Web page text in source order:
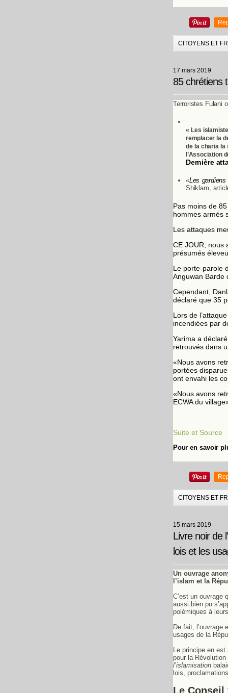
CITOYENS ET
17 mars 2019
85 chrétiens
Terroristes Fulani
« Les
remplacer la
de la charia la
l’Association
Dernière
«Les
Shiklam,
Pas moins de
hommes armés
Les attaques
CE JOUR, nous
présumés
Le porte-parole
Anguwan Barde
Cependant,
déclaré que 35
Lors de
incendiées par
Yarima a
retrouvés dans
«Nous avons
portées
ont envahi les
«Nous avons
ECWA du
Suite et Source
Pour en savoir
CITOYENS ET
15 mars 2019
Livre noir de
lois et les
Un ouvrage
l’islam et la
C’est un ouvrage
aussi bien pu
polémiques à
De fait,
usages de la
Le principe en
pour la
l’islamisation
lois,
Le